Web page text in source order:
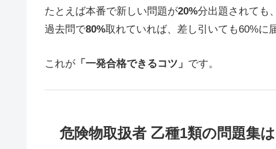
たとえば本番で新しい問題が20%分出題されても、
過去問で80%取れていれば、差し引いても60%に
これが 「一発合格できるコツ」 です。
危険物取扱者 乙種1類の問題集